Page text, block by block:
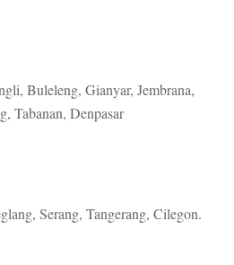
Buleleng, Gianyar, Jembrana,
Tabanan, Denpasar
Serang, Tangerang, Cilegon.